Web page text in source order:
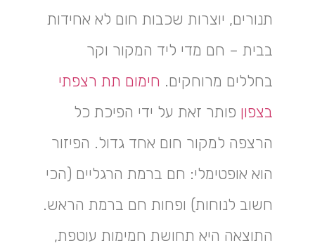
תנורים, יוצרות שכבות חום לא אחידות
בבית – חם מדי ליד המקור וקר
בחללים מרוחקים. חימום תת רצפתי
בצפון פותר זאת על ידי הפיכת כל
הרצפה למקור חום אחד גדול. הפיזור
הוא אופטימלי: חם ברמת הרגליים (הכי
חשוב לנוחות) ופחות חם ברמת הראש.
התוצאה היא תחושת חמימות עוטפת,